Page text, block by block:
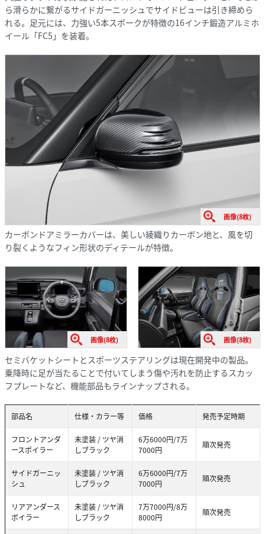
ら滑らかに繋がるサイドガーニッシュでサイドビューは引き締めら
れる。足元には、力強い5本スポークが特徴の16インチ鍛造アルミホ
イール「FC5」を装着。
画像(8枚)
カーボンドアミラーカバーは、美しい綾織りカーボン地と、風を切
り裂くようなフィン形状のディテールが特徴。
画像(8枚) 画像(8枚)
セミバケットシートとスポーツステアリングは現在開発中の製品。
乗降時に足が当たることで付いてしまう傷や汚れを防止するスカッ
フプレートなど、機能部品もラインナップされる。
部品名 仕様・カラー等 価格 発売予定時期
フロントアンダ
ースポイラー
未塗装 / ツヤ消
しブラック
6万6000円/7万
7000円
順次発売
サイドガーニッ
シュ
未塗装 / ツヤ消
しブラック
6万6000円/7万
7000円
順次発売
リアアンダース
ポイラー
未塗装 / ツヤ消
しブラック
7万7000円/8万
8000円
順次発売